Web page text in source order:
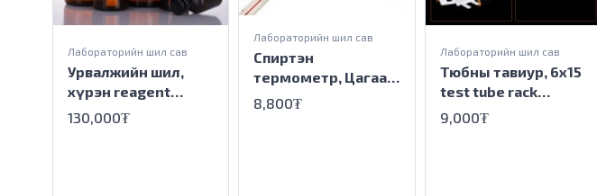
Урвалжийн шил,
хүрэн reagent
bottle Amber glass
Лабораторийн шил сав
130,000₮
Спиртэн
термометр, Цагаан
дэвсгэртэй
industrial alcohol
Лабораторийн шил сав
8,800₮
Тюбны тавиур, 6х15
test tube rack
plastic 6x15
Лабораторийн шил сав
9,000₮